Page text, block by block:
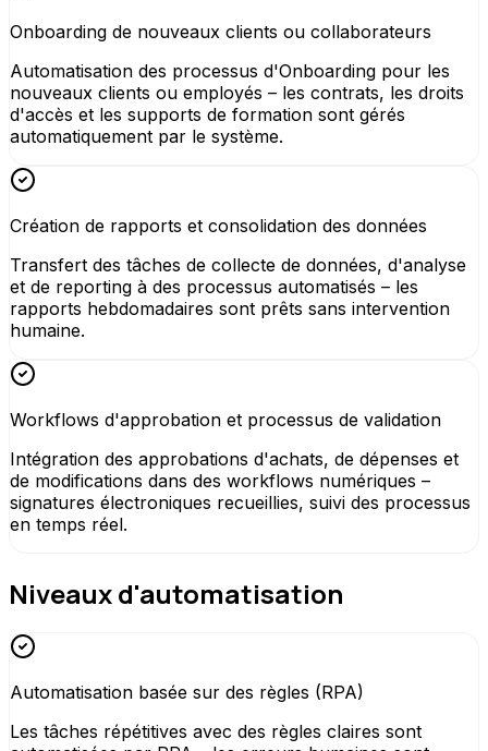
Onboarding de nouveaux clients ou collaborateurs
Automatisation des processus d'Onboarding pour les
nouveaux clients ou employés – les contrats, les droits
d'accès et les supports de formation sont gérés
automatiquement par le système.
Création de rapports et consolidation des données
Transfert des tâches de collecte de données, d'analyse
et de reporting à des processus automatisés – les
rapports hebdomadaires sont prêts sans intervention
humaine.
Workflows d'approbation et processus de validation
Intégration des approbations d'achats, de dépenses et
de modifications dans des workflows numériques –
signatures électroniques recueillies, suivi des processus
en temps réel.
Niveaux d'automatisation
Automatisation basée sur des règles (RPA)
Les tâches répétitives avec des règles claires sont